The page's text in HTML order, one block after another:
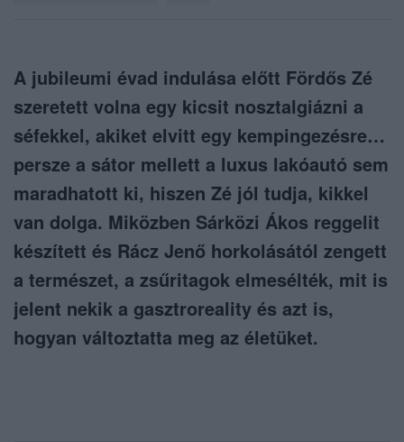
A jubileumi évad indulása előtt Fördős Zé
szeretett volna egy kicsit nosztalgiázni a
séfekkel, akiket elvitt egy kempingezésre…
persze a sátor mellett a luxus lakóautó sem
maradhatott ki, hiszen Zé jól tudja, kikkel
van dolga. Miközben Sárközi Ákos reggelit
készített és Rácz Jenő horkolásától zengett
a természet, a zsűritagok elmesélték, mit is
jelent nekik a gasztroreality és azt is,
hogyan változtatta meg az életüket.